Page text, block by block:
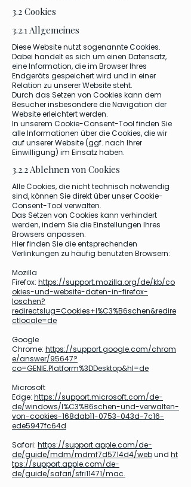
3.2 Cookies
3.2.1 Allgemeines
Diese Website nutzt sogenannte Cookies.
Dabei handelt es sich um einen Datensatz,
eine Information, die im Browser Ihres
Endgeräts gespeichert wird und in einer
Relation zu unserer Website steht.
Durch das Setzen von Cookies kann dem
Besucher insbesondere die Navigation der
Website erleichtert werden.
In unserem Cookie-Consent-Tool finden Sie
alle Informationen über die Cookies, die wir
auf unserer Website (ggf. nach Ihrer
Einwilligung) im Einsatz haben.
3.2.2 Ablehnen von Cookies
Alle Cookies, die nicht technisch notwendig
sind, können Sie direkt über unser Cookie-
Consent-Tool verwalten.
Das Setzen von Cookies kann verhindert
werden, indem Sie die Einstellungen Ihres
Browsers anpassen.
Hier finden Sie die entsprechenden
Verlinkungen zu häufig benutzten Browsern:
Mozilla
Firefox: https://support.mozilla.org/de/kb/co
okies-und-website-daten-in-firefox-
loschen?
redirectslug=Cookies+l%C3%B6schen&redire
ctlocale=de
Google
Chrome: https://support.google.com/chrom
e/answer/95647?
co=GENIE.Platform%3DDesktop&hl=de
Microsoft
Edge: https://support.microsoft.com/de-
de/windows/l%C3%B6schen-und-verwalten-
von-cookies-168dab11-0753-043d-7c16-
ede5947fc64d
Safari: https://support.apple.com/de-
de/guide/mdm/mdmf7d5714d4/webund ht
tps://support.apple.com/de-
de/guide/safari/sfri11471/mac.